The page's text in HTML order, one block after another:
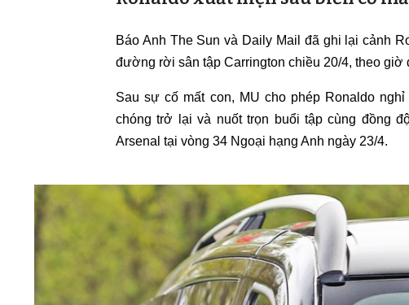
Báo Anh The Sun và Daily Mail đã ghi lại cảnh
đường rời sân tập Carrington chiều 20/4, theo giờ
Sau sự cố mất con, MU cho phép Ronaldo
chóng trở lại và nuốt trọn buổi tập cùng đồng
Arsenal tại vòng 34 Ngoại hạng Anh ngày 23/4.